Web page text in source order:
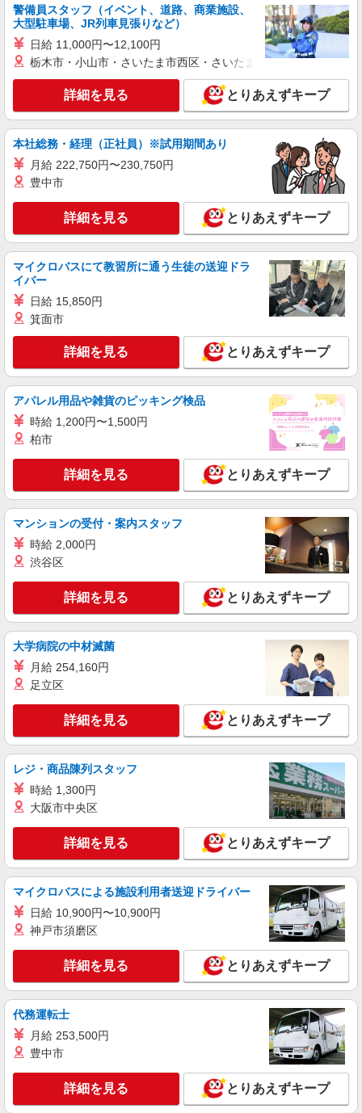
ださい
キープ 詳細を見る
アルバイト パート NEW
スーパーマーケットの店内スタッフ
＜パート時給＞ ■鮮魚 時給1,420円〜1,670円
（曜日・時間帯による） 時給1420円〜 18時以
降：時給1570円〜 ★土曜＋100円 ★日・祝＋100
帯による） 時給1320円〜 18時以降：時給1470
円〜 ★土曜＋100円 ★日・祝＋100円 ※アルバイ
トさんの時給や募集内容はお問い合わせください
神奈川県相模原市中央区鹿沼台2-9-6
詳細を見る
パート
ヤオコー 相模原光が丘店
NEW
スーパーマーケットのレジスタッフ
＜パート時給＞ 時給1,320円〜1,570円（曜
日・時間帯による） 時給1320円〜 18時以降：時
給1470円〜 ★土曜＋100円 ★日・祝＋100円 ※ア
ルバイトさんの時給や募集内容はお問い合わせく
ださい
神奈川県相模原市中央区光が丘2-18-160
キープ 詳細を見る
ヤオコー 相模原下九沢店
NEW
スーパーマーケットの精肉スタッフ
＜パート時給＞ 時給1,320円〜1,570円（曜
日・時間帯による） 時給1320円〜 18時以降：時
給1470円〜 ★土曜＋100円 ★日・祝＋100円 ※ア
ルバイトさんの時給や募集内容はお問い合わせく
ださい
神奈川県相模原市中央区下九沢57-1
キープ 詳細を見る
アルバイト パート
ヤオコー 相模原鹿沼台店
NEW
スーパーマーケットの鮮魚スタッフ
＜パート時給＞ 時給1,420円〜1,670円（曜
日・時間帯による） 時給1420円〜 18時以降：時
給1570円〜 ★土曜＋100円 ★日・祝＋100円 ※ア
ルバイトさんの時給や募集内容はお問い合わせく
神奈川県相模原市中央区鹿沼台2-9-6
キープ 詳細を見る
パート
ライフ相模原駅ビル店（店舗コード824）
惣菜
時給1,280円
ライフ相模原駅ビル店 神奈川県相模原市中央
キープ 詳細を見る
アルバイト
ライフ相模原駅ビル店（店舗コード824）
ライフ相模原駅ビル店 神奈川県相模原市中央
区相模原1-1-3
詳細を見る
警備員スタッフ（イベント、道路、商業施設、
大型駐車場、JR列車見張りなど）
日給 11,000円〜12,100円
栃木市・小山市・さいたま市西区・さいたま市岩槻区・久喜市・
詳細を見る とりあえずキープ
本社総務・経理（正社員）※試用期間あり
月給 222,750円〜230,750円
豊中市
詳細を見る とりあえずキープ
マイクロバスにて教習所に通う生徒の送迎ドラ
イバー
日給 15,850円
箕面市
詳細を見る とりあえずキープ
アパレル用品や雑貨のピッキング検品
時給 1,200円〜1,500円
柏市
詳細を見る とりあえずキープ
マンションの受付・案内スタッフ
時給 2,000円
渋谷区
詳細を見る とりあえずキープ
大学病院の中材滅菌
月給 254,160円
足立区
詳細を見る とりあえずキープ
レジ・商品陳列スタッフ
時給 1,300円
大阪市中央区
詳細を見る とりあえずキープ
マイクロバスによる施設利用者送迎ドライバー
日給 10,900円〜10,900円
神戸市須磨区
詳細を見る とりあえずキープ
代務運転士
月給 253,500円
豊中市
詳細を見る とりあえずキープ